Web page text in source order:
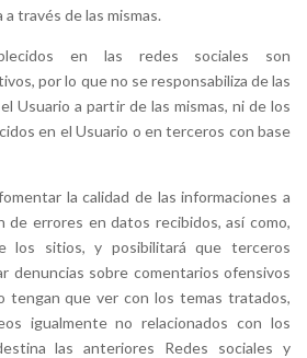
través de las mismas.
en las redes sociales son
por lo que no se responsabiliza de las
Usuario a partir de las mismas, ni de los
en el Usuario o en terceros con base
la calidad de las informaciones a
de errores en datos recibidos, así como,
los sitios, y posibilitará que terceros
denuncias sobre comentarios ofensivos
tengan que ver con los temas tratados,
igualmente no relacionados con los
las anteriores Redes sociales y